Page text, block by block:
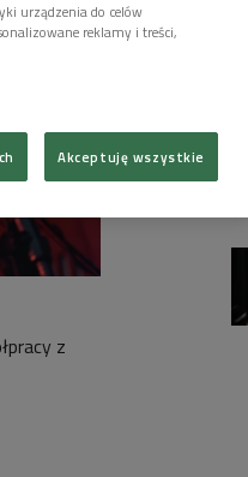
z
urządzenia do celów
reklamy i treści,
Akceptuję wszystkie